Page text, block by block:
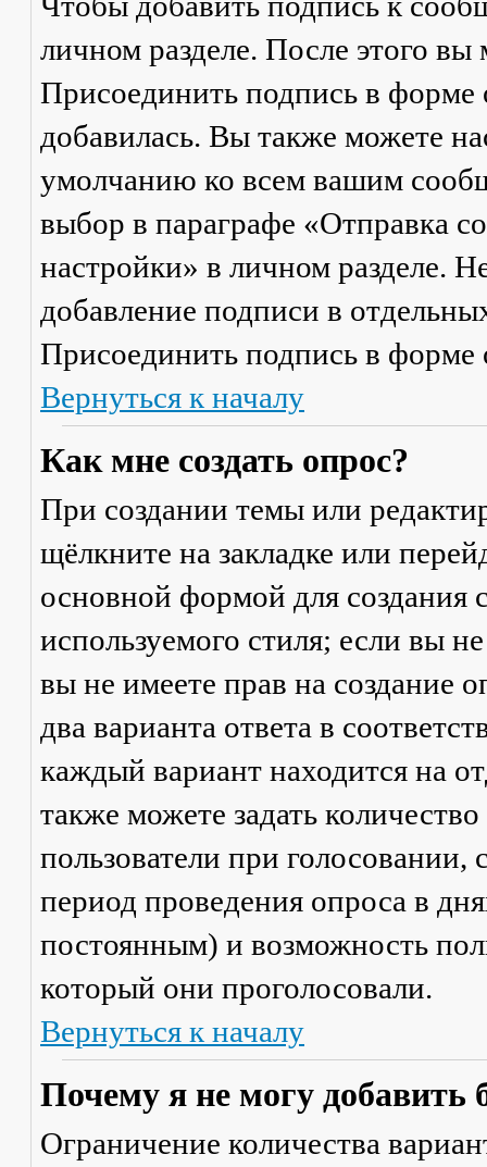
личном разделе. После этого
Присоединить подпись в форме
добавилась. Вы также можете
умолчанию ко всем вашим
выбор в параграфе «Отправка
настройки» в личном разделе.
добавление подписи в
Присоединить подпись в форме
Вернуться к началу
Как мне создать опрос?
При создании темы или
щёлкните на закладке или
основной формой для создания
используемого стиля; если вы
вы не имеете прав на создание
два варианта ответа в
каждый вариант находится на
также можете задать
пользователи при
период проведения опроса в
постоянным) и возможность
который они проголосовали.
Вернуться к началу
Почему я не могу добавить
Ограничение количества